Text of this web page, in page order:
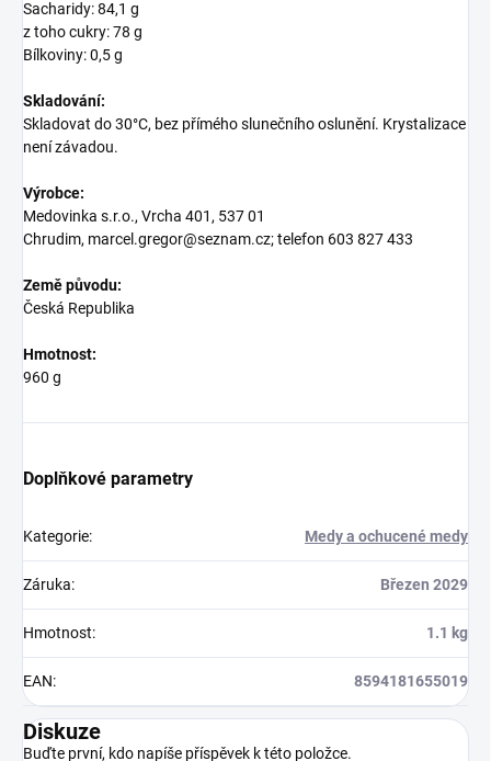
Sacharidy: 84,1 g
z toho cukry: 78 g
Bílkoviny: 0,5 g
Skladování:
Skladovat do 30°C, bez přímého slunečního oslunění. Krystalizace
není závadou.
Výrobce:
Medovinka s.r.o., Vrcha 401, 537 01
Chrudim, marcel.gregor@seznam.cz; telefon 603 827 433
Země původu:
Česká Republika
Hmotnost:
960 g
Doplňkové parametry
Kategorie: Medy a ochucené medy
Záruka: Březen 2029
Hmotnost: 1.1 kg
EAN: 8594181655019
Diskuze
Buďte první, kdo napíše příspěvek k této položce.